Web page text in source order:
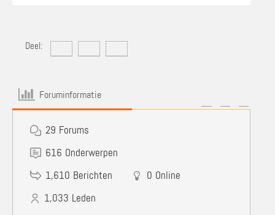
Deel:
Foruminformatie
29 Forums
616 Onderwerpen
1,610 Berichten 0 Online
1,033 Leden